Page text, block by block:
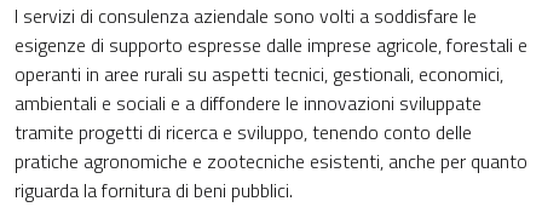
I servizi di consulenza aziendale sono volti a soddisfare le
esigenze di supporto espresse dalle imprese agricole, forestali e
operanti in aree rurali su aspetti tecnici, gestionali, economici,
ambientali e sociali e a diffondere le innovazioni sviluppate
tramite progetti di ricerca e sviluppo, tenendo conto delle
pratiche agronomiche e zootecniche esistenti, anche per quanto
riguarda la fornitura di beni pubblici.